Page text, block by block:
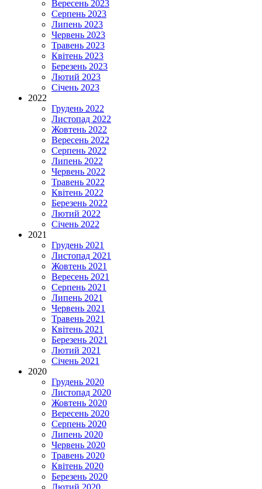
Вересень 2023
Серпень 2023
Липень 2023
Червень 2023
Травень 2023
Квітень 2023
Березень 2023
Лютий 2023
Січень 2023
2022
Грудень 2022
Листопад 2022
Жовтень 2022
Вересень 2022
Серпень 2022
Липень 2022
Червень 2022
Травень 2022
Квітень 2022
Березень 2022
Лютий 2022
Січень 2022
2021
Грудень 2021
Листопад 2021
Жовтень 2021
Вересень 2021
Серпень 2021
Липень 2021
Червень 2021
Травень 2021
Квітень 2021
Березень 2021
Лютий 2021
Січень 2021
2020
Грудень 2020
Листопад 2020
Жовтень 2020
Вересень 2020
Серпень 2020
Липень 2020
Червень 2020
Травень 2020
Квітень 2020
Березень 2020